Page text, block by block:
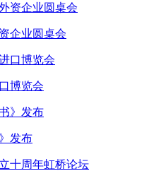
企业圆桌会
博览会
发布